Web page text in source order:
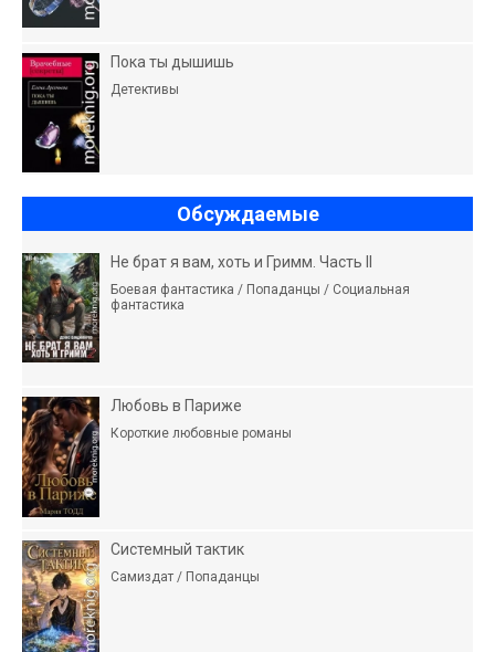
Пока ты дышишь
Детективы
Обсуждаемые
Не брат я вам, хоть и Гримм. Часть II
Боевая фантастика / Попаданцы / Социальная
фантастика
Любовь в Париже
Короткие любовные романы
Системный тактик
Самиздат / Попаданцы